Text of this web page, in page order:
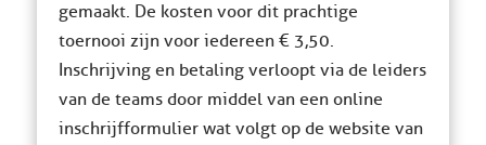
gemaakt. De kosten voor dit prachtige
toernooi zijn voor iedereen € 3,50.
Inschrijving en betaling verloopt via de leiders
van de teams door middel van een online
inschrijfformulier wat volgt op de website van